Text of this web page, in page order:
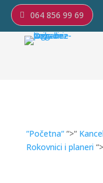
064 856 99 69
“Početna““>“
Rokovnici i planeri